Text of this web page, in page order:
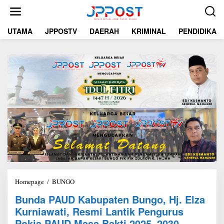
t
UTAMA JPPOSTV DAERAH KRIMINAL PENDIDIKAN
Homepage / BUNGO
n
d
a
Bunda PAUD Kabupaten Bungo, Hj. Elza
Kurniawati, Resmi Lantik Pengurus